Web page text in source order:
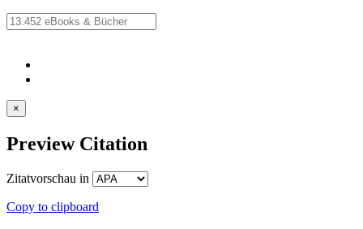
×
Preview Citation
Zitatvorschau in
Copy to clipboard